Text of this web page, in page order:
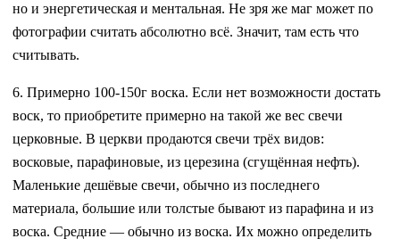
но и энергетическая и ментальная. Не зря же маг может по
фотографии считать абсолютно всё. Значит, там есть что
считывать.
6. Примерно 100-150г воска. Если нет возможности достать
воск, то приобретите примерно на такой же вес свечи
церковные. В церкви продаются свечи трёх видов:
восковые, парафиновые, из церезина (сгущённая нефть).
Маленькие дешёвые свечи, обычно из последнего
материала, большие или толстые бывают из парафина и из
воска. Средние — обычно из воска. Их можно определить